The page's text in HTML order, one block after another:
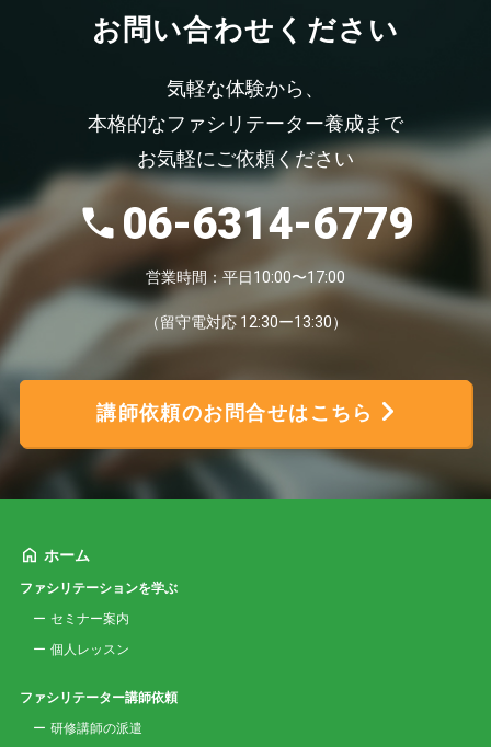
お問い合わせください
気軽な体験から、
本格的なファシリテーター養成まで
お気軽にご依頼ください
06-6314-6779
営業時間：平日10:00〜17:00
（留守電対応 12:30ー13:30）
講師依頼のお問合せはこちら
ホーム
ファシリテーションを学ぶ
セミナー案内
個人レッスン
ファシリテーター講師依頼
研修講師の派遣